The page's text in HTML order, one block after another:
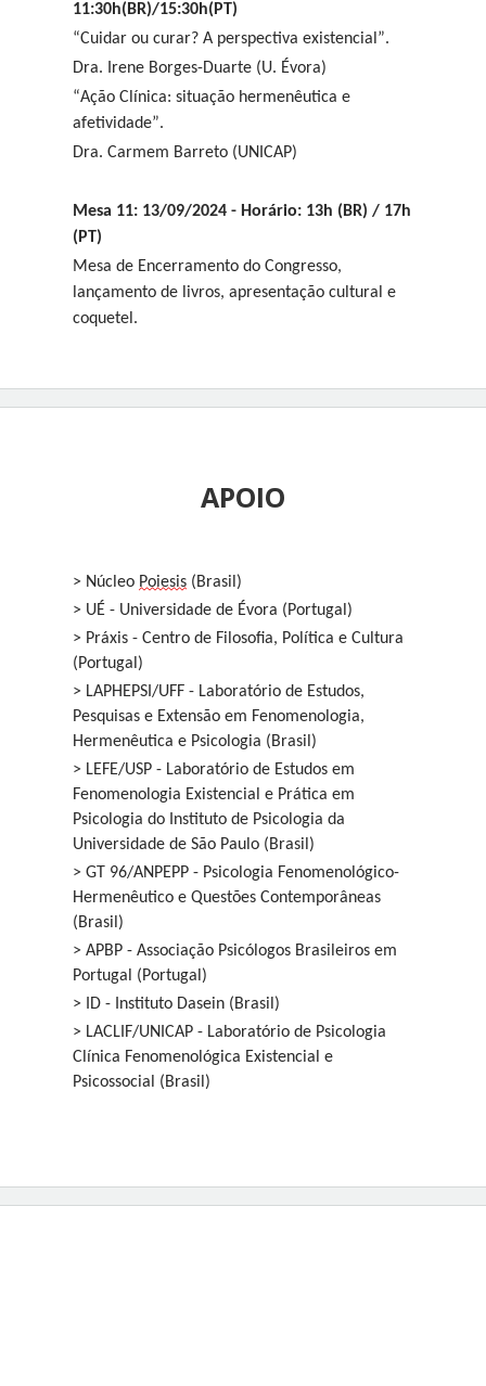
11:30h(BR)/15:30h(PT)
“Cuidar ou curar? A perspectiva existencial”.
Dra. Irene Borges-Duarte (U. Évora)
“Ação Clínica: situação hermenêutica e
afetividade”.
Dra. Carmem Barreto (UNICAP)
Mesa 11: 13/09/2024 - Horário: 13h (BR) / 17h
(PT)
Mesa de Encerramento do Congresso,
lançamento de livros, apresentação cultural e
coquetel.
APOIO
> Núcleo Poiesis (Brasil)
> UÉ - Universidade de Évora (Portugal)
> Práxis - Centro de Filosofia, Política e Cultura
(Portugal)
> LAPHEPSI/UFF - Laboratório de Estudos,
Pesquisas e Extensão em Fenomenologia,
Hermenêutica e Psicologia (Brasil)
> LEFE/USP - Laboratório de Estudos em
Fenomenologia Existencial e Prática em
Psicologia do Instituto de Psicologia da
Universidade de São Paulo (Brasil)
> GT 96/ANPEPP - Psicologia Fenomenológico-
Hermenêutico e Questões Contemporâneas
(Brasil)
> APBP - Associação Psicólogos Brasileiros em
Portugal (Portugal)
> ID - Instituto Dasein (Brasil)
> LACLIF/UNICAP - Laboratório de Psicologia
Clínica Fenomenológica Existencial e
Psicossocial (Brasil)